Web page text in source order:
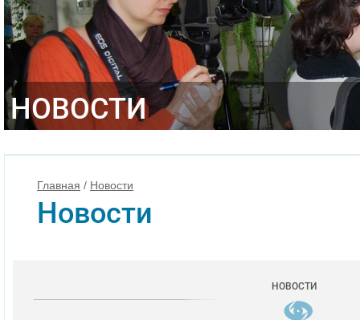
НОВОСТИ
Главная / Новости
Новости
НОВОСТИ